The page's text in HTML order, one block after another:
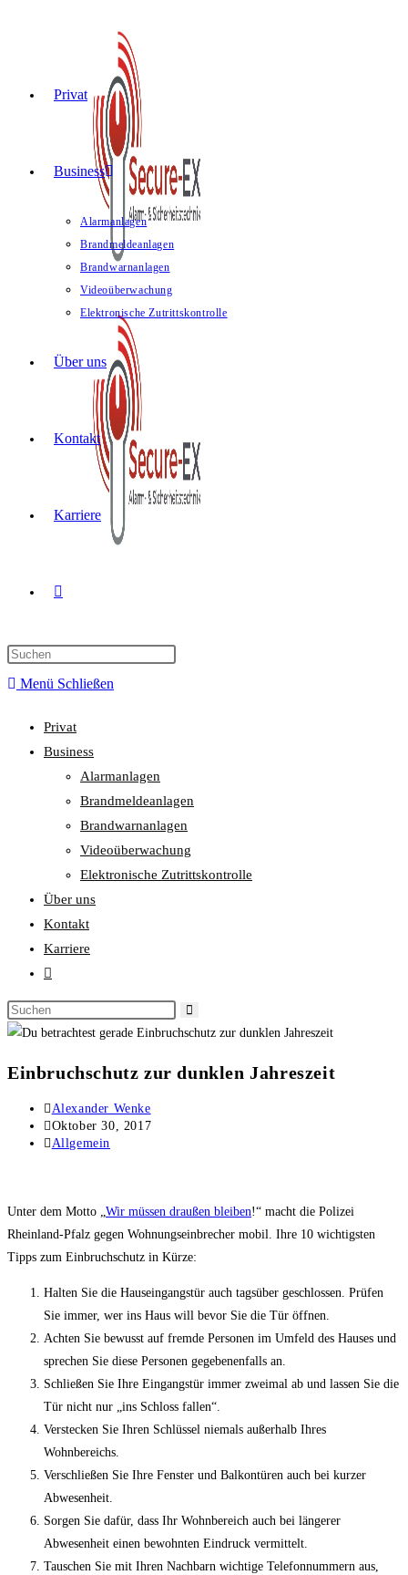
Privat
Business
Alarmanlagen
Brandmeldeanlagen
Brandwarnanlagen
Videoüberwachung
Elektronische Zutrittskontrolle
Über uns
Kontakt
Karriere
Menü Schließen
Privat
Business
Alarmanlagen
Brandmeldeanlagen
Brandwarnanlagen
Videoüberwachung
Elektronische Zutrittskontrolle
Über uns
Kontakt
Karriere
Einbruchschutz zur dunklen Jahreszeit
Alexander Wenke
Oktober 30, 2017
Allgemein
Unter dem Motto „Wir müssen draußen bleiben!“ macht die Polizei
Rheinland-Pfalz gegen Wohnungseinbrecher mobil. Ihre 10 wichtigsten
Tipps zum Einbruchschutz in Kürze:
Halten Sie die Hauseingangstür auch tagsüber geschlossen. Prüfen
Sie immer, wer ins Haus will bevor Sie die Tür öffnen.
Achten Sie bewusst auf fremde Personen im Umfeld des Hauses und
sprechen Sie diese Personen gegebenenfalls an.
Schließen Sie Ihre Eingangstür immer zweimal ab und lassen Sie die
Tür nicht nur „ins Schloss fallen“.
Verstecken Sie Ihren Schlüssel niemals außerhalb Ihres
Wohnbereichs.
Verschließen Sie Ihre Fenster und Balkontüren auch bei kurzer
Abwesenheit.
Sorgen Sie dafür, dass Ihr Wohnbereich auch bei längerer
Abwesenheit einen bewohnten Eindruck vermittelt.
Tauschen Sie mit Ihren Nachbarn wichtige Telefonnummern aus,